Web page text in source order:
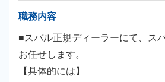
職務内容
■スバル正規ディーラーにて、ス
お任せします。
【具体的には】